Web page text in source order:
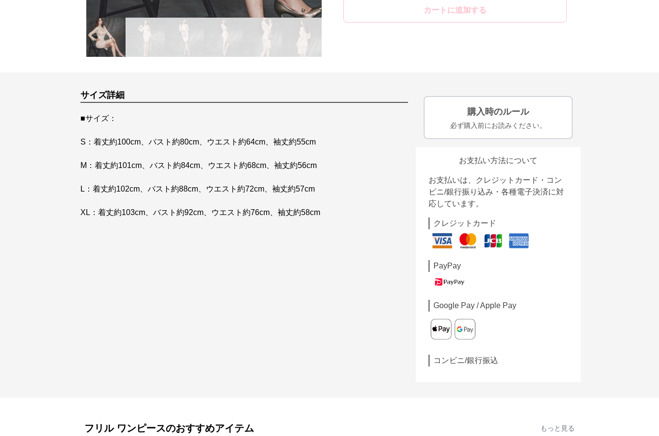
カートに追加する
サイズ詳細
■サイズ：
S：着丈約100cm、バスト約80cm、ウエスト約64cm、袖丈約55cm
M：着丈約101cm、バスト約84cm、ウエスト約68cm、袖丈約56cm
L：着丈約102cm、バスト約88cm、ウエスト約72cm、袖丈約57cm
XL：着丈約103cm、バスト約92cm、ウエスト約76cm、袖丈約58cm
購入時のルール
必ず購入前にお読みください。
お支払い方法について
お支払いは、クレジットカード・コン
ビニ/銀行振り込み・各種電子決済に対
応しています。
クレジットカード
PayPay
Google Pay / Apple Pay
コンビニ/銀行振込
フリル ワンピースのおすすめアイテム もっと見る